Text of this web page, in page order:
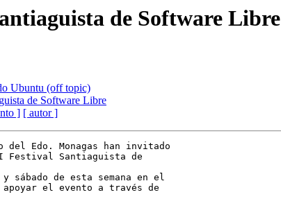
de Software Libre
Ubuntu (off topic)
de Software Libre
] [ autor ]
Edo. Monagas han invitado
Festival Santiaguista de
de esta semana en el
el evento a través de